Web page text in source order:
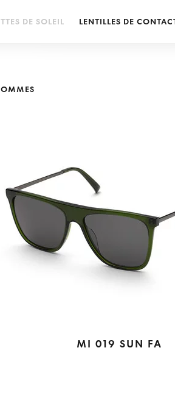
DE SOLEIL LENTILLES DE
MI 019 SUN FA